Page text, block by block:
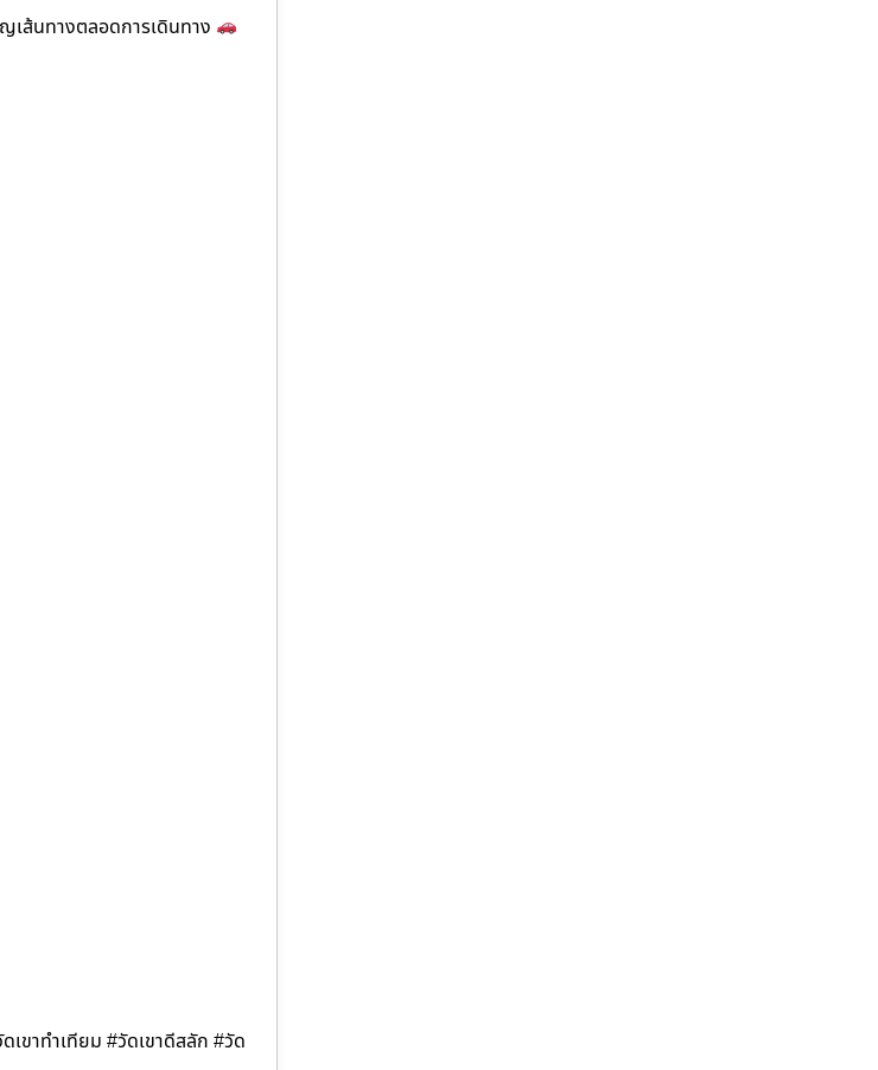
เส้นทางตลอดการเดินทาง
ขาทำเทียม #วัดเขาดีสลัก #วัด